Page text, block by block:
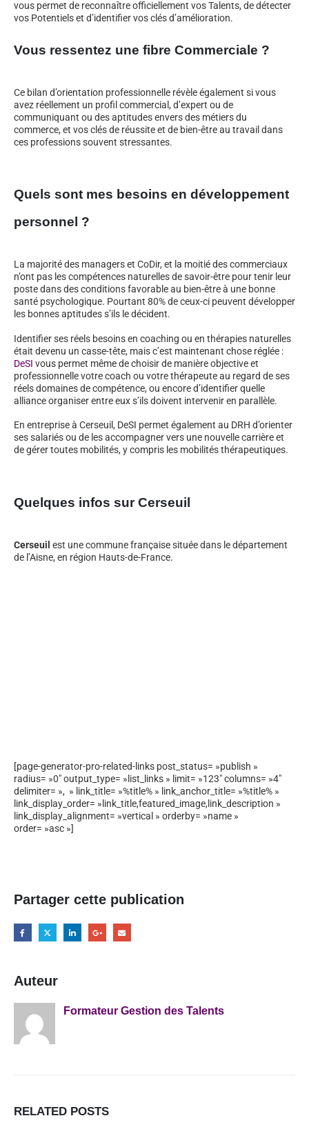
vous permet de reconnaître officiellement vos Talents, de détecter
vos Potentiels et d’identifier vos clés d’amélioration.
Vous ressentez une fibre Commerciale ?
Ce bilan d’orientation professionnelle révèle également si vous
avez réellement un profil commercial, d’expert ou de
communiquant ou des aptitudes envers des métiers du
commerce, et vos clés de réussite et de bien-être au travail dans
ces professions souvent stressantes.
Quels sont mes besoins en développement
personnel ?
La majorité des managers et CoDir, et la moitié des commerciaux
n’ont pas les compétences naturelles de savoir-être pour tenir leur
poste dans des conditions favorable au bien-être à une bonne
santé psychologique. Pourtant 80% de ceux-ci peuvent développer
les bonnes aptitudes s’ils le décident.
Identifier ses réels besoins en coaching ou en thérapies naturelles
était devenu un casse-tête, mais c’est maintenant chose réglée :
DeSI vous permet même de choisir de manière objective et
professionnelle votre coach ou votre thérapeute au regard de ses
réels domaines de compétence, ou encore d’identifier quelle
alliance organiser entre eux s’ils doivent intervenir en parallèle.
En entreprise à Cerseuil, DeSI permet également au DRH d’orienter
ses salariés ou de les accompagner vers une nouvelle carrière et
de gérer toutes mobilités, y compris les mobilités thérapeutiques.
Quelques infos sur Cerseuil
Cerseuil est une commune française située dans le département
de l’Aisne, en région Hauts-de-France.
[page-generator-pro-related-links post_status= »publish »
radius= »0″ output_type= »list_links » limit= »123″ columns= »4″
delimiter= », » link_title= »%title% » link_anchor_title= »%title% »
link_display_order= »link_title,featured_image,link_description »
link_display_alignment= »vertical » orderby= »name »
order= »asc »]
Partager cette publication
Auteur
Formateur Gestion des Talents
RELATED POSTS